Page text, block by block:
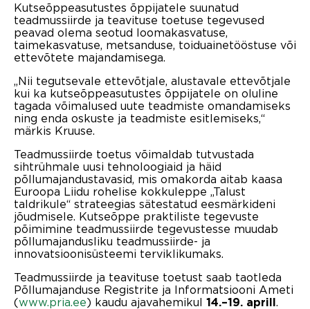
Kutseõppeasutustes õppijatele suunatud
teadmussiirde ja teavituse toetuse tegevused
peavad olema seotud loomakasvatuse,
taimekasvatuse, metsanduse, toiduainetööstuse või
ettevõtete majandamisega.
„Nii tegutsevale ettevõtjale, alustavale ettevõtjale
kui ka kutseõppeasutustes õppijatele on oluline
tagada võimalused uute teadmiste omandamiseks
ning enda oskuste ja teadmiste esitlemiseks,“
märkis Kruuse.
Teadmussiirde toetus võimaldab tutvustada
sihtrühmale uusi tehnoloogiaid ja häid
põllumajandustavasid, mis omakorda aitab kaasa
Euroopa Liidu rohelise kokkuleppe „Talust
taldrikule“ strateegias sätestatud eesmärkideni
jõudmisele. Kutseõppe praktiliste tegevuste
põimimine teadmussiirde tegevustesse muudab
põllumajandusliku teadmussiirde- ja
innovatsioonisüsteemi terviklikumaks.
Teadmussiirde ja teavituse toetust saab taotleda
Põllumajanduse Registrite ja Informatsiooni Ameti
(www.pria.ee) kaudu ajavahemikul 14.–19. aprill .